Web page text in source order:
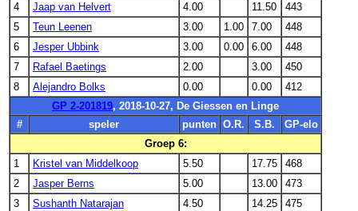
4
Jaap van Helvert 4.00 11.50
443
5
Teun Leenen 3.00 1.00 7.00
448
6
Jesper Ubbink 3.00 0.00 6.00
448
7
Rafael Baetings 2.00 3.00
450
8
Alejandro Bolks 0.00 0.00
412
GP 2-201819, 2018-10-27, De Giessen en Linge
#
speler punten O.R. S.B.
GP-elo
Groep 6:
1
Kristel van Middelkoop 5.50 17.75
468
2
Jasper Berns 5.00 13.00
473
3
Sushanth Natarajan 4.50 14.25
475